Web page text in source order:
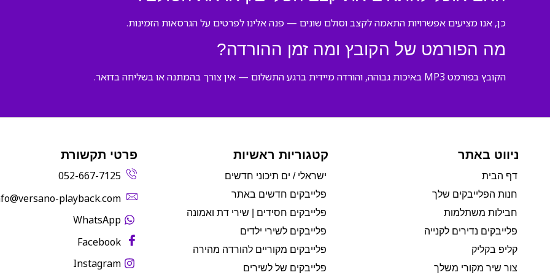
כן, אנו מציעים אפשרויות התאמה לקצב וסולם שונים — פנה אלינו לפרטים על הגרסאות הזמינות.
מה הפורמט של הקובץ ומה זמן ההורדה?
הקובץ בפורמט MP3 באיכות גבוהה, והורדה מיידית ברגע התשלום — אין צורך בהמתנה או בשליחה בדואר.
ניווט באתר
דף הבית
חנות הפלייבקים שלך
חבילות משתלמות
פלייבקים נדירים לקנייה
קליפ בקליק
צור שיר מקורי משלך
קטגוריות ראשיות
ישראלי / ים תיכוני חדשים
פלייבקים חדשים באתר
פלייבקים חסידים | שירי דת ואמונה
פלייבקים לשירי ילדים
פלייבקים מקוריים להורדה מהירה
פלייבקים של לשירים
פרטי תקשורת
052-667-7125
playback.com‬
WhatsApp
Facebook
Instagram